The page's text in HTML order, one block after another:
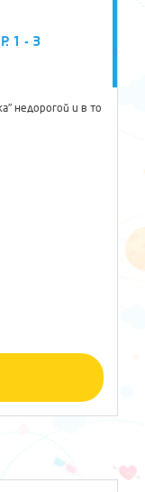
1 - 3
недорогой и в то